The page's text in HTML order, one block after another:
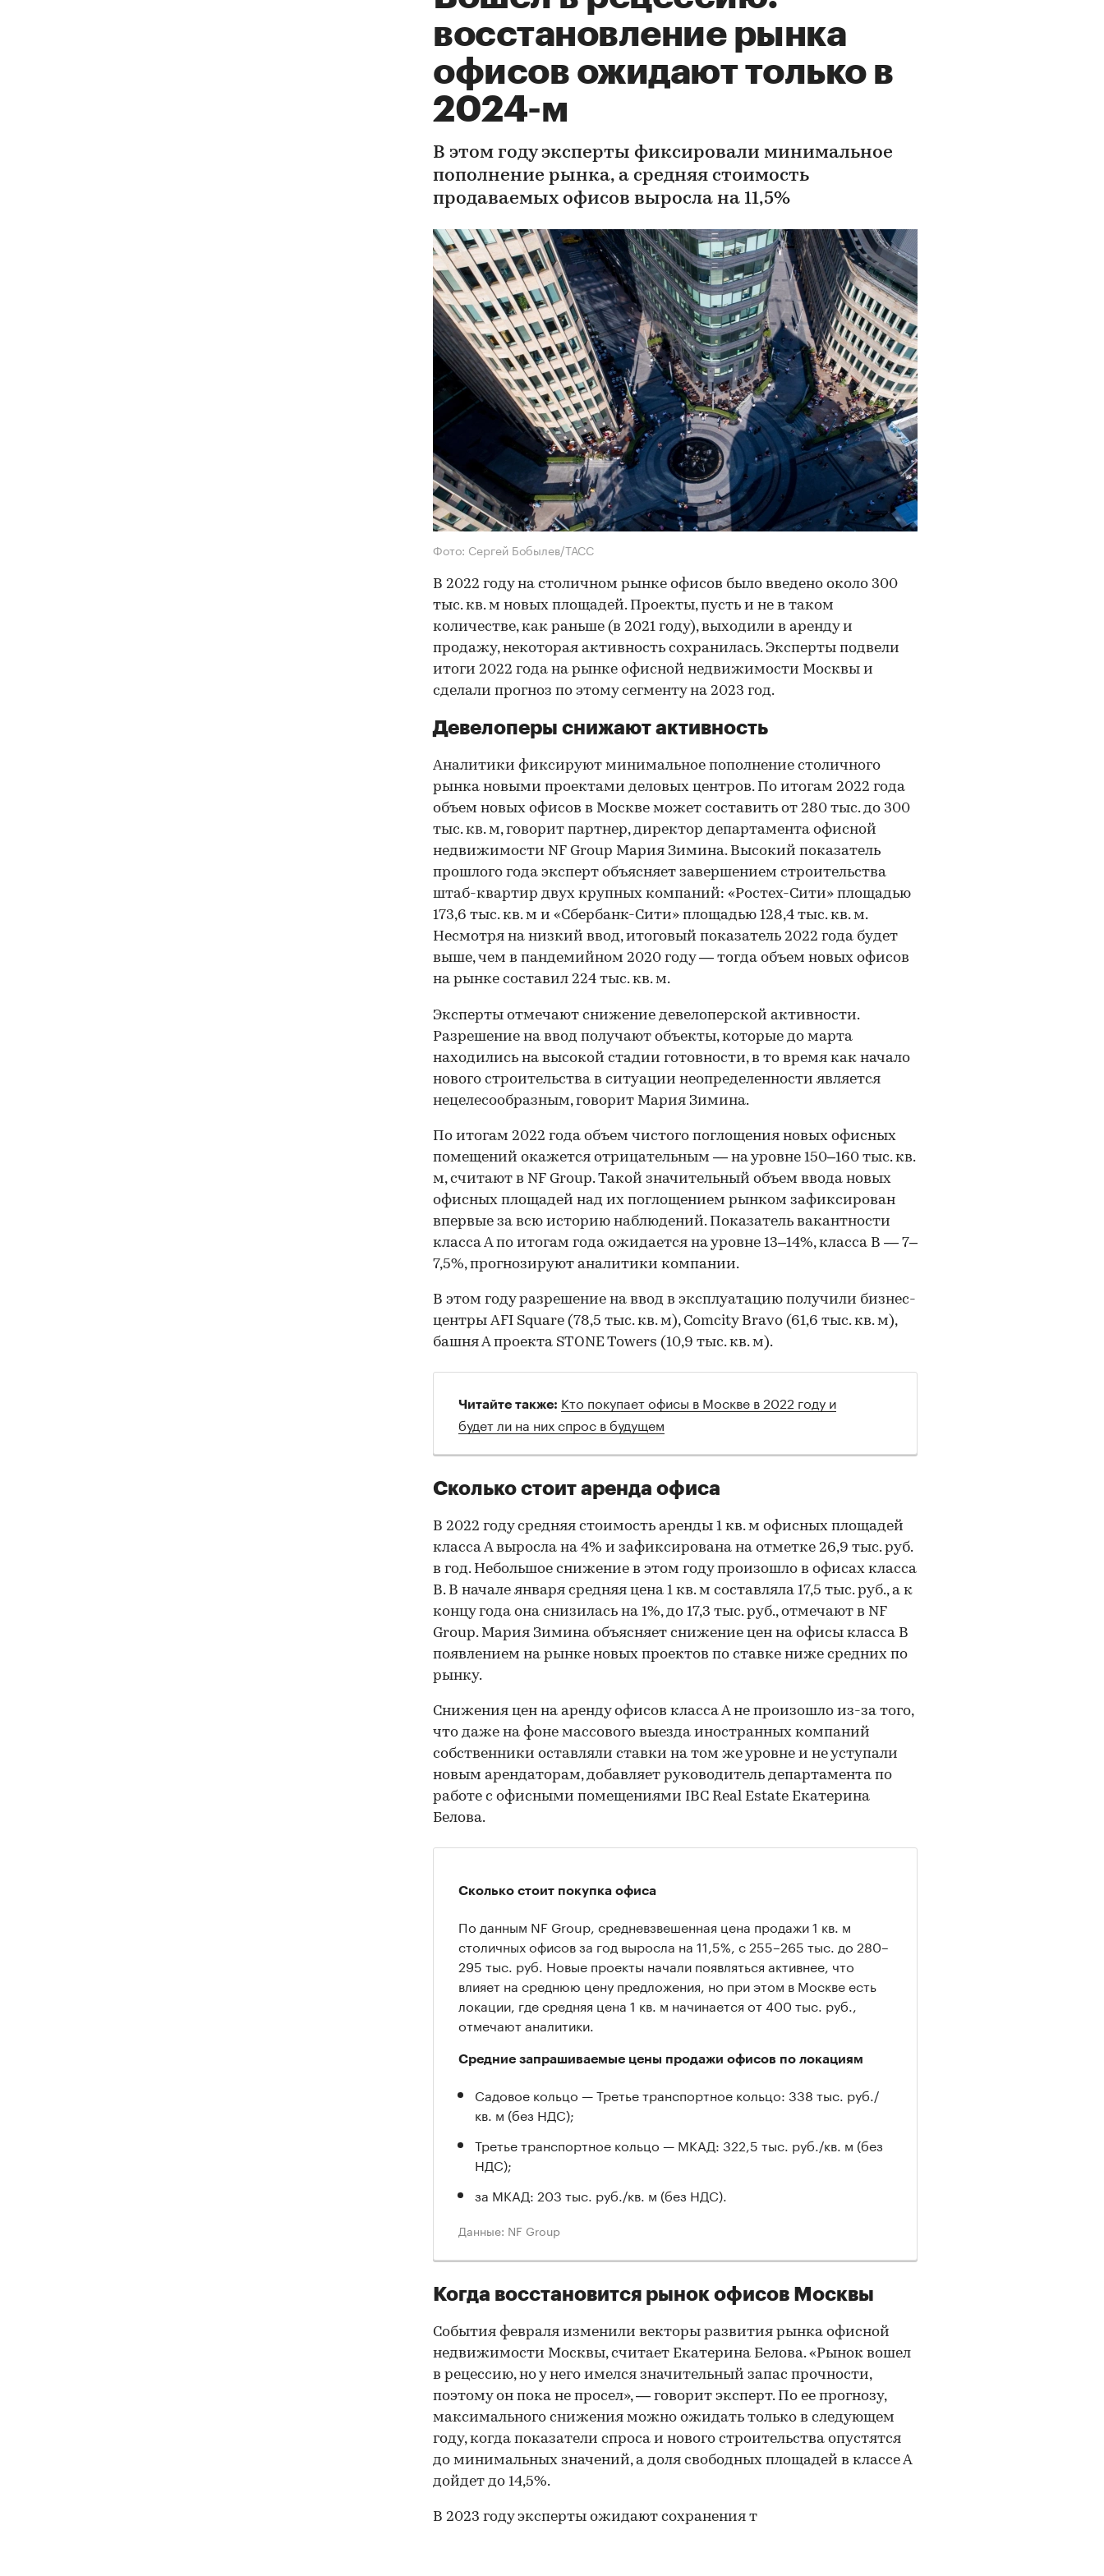
восстановление рынка
офисов ожидают только в
2024-м
В этом году эксперты фиксировали минимальное
пополнение рынка, а средняя стоимость
продаваемых офисов выросла на 11,5%
Фото: Сергей Бобылев/ТАСС
В 2022 году на столичном рынке офисов было введено около 300
тыс. кв. м новых площадей. Проекты, пусть и не в таком
количестве, как раньше (в 2021 году), выходили в аренду и
продажу, некоторая активность сохранилась. Эксперты подвели
итоги 2022 года на рынке офисной недвижимости Москвы и
сделали прогноз по этому сегменту на 2023 год.
Девелоперы снижают активность
Аналитики фиксируют минимальное пополнение столичного
рынка новыми проектами деловых центров. По итогам 2022 года
объем новых офисов в Москве может составить от 280 тыс. до 300
тыс. кв. м, говорит партнер, директор департамента офисной
недвижимости NF Group Мария Зимина. Высокий показатель
прошлого года эксперт объясняет завершением строительства
штаб-квартир двух крупных компаний: «Ростех-Сити» площадью
173,6 тыс. кв. м и «Сбербанк-Сити» площадью 128,4 тыс. кв. м.
Несмотря на низкий ввод, итоговый показатель 2022 года будет
выше, чем в пандемийном 2020 году — тогда объем новых офисов
на рынке составил 224 тыс. кв. м.
Эксперты отмечают снижение девелоперской активности.
Разрешение на ввод получают объекты, которые до марта
находились на высокой стадии готовности, в то время как начало
нового строительства в ситуации неопределенности является
нецелесообразным, говорит Мария Зимина.
По итогам 2022 года объем чистого поглощения новых офисных
помещений окажется отрицательным — на уровне 150–160 тыс. кв.
м, считают в NF Group. Такой значительный объем ввода новых
офисных площадей над их поглощением рынком зафиксирован
впервые за всю историю наблюдений. Показатель вакантности
класса А по итогам года ожидается на уровне 13–14%, класса В — 7–
7,5%, прогнозируют аналитики компании.
В этом году разрешение на ввод в эксплуатацию получили бизнес-
центры AFI Square (78,5 тыс. кв. м), Comcity Bravo (61,6 тыс. кв. м),
башня А проекта STONE Towers (10,9 тыс. кв. м).
Читайте также: Кто покупает офисы в Москве в 2022 году и
будет ли на них спрос в будущем
Сколько стоит аренда офиса
В 2022 году средняя стоимость аренды 1 кв. м офисных площадей
класса А выросла на 4% и зафиксирована на отметке 26,9 тыс. руб.
в год. Небольшое снижение в этом году произошло в офисах класса
В. В начале января средняя цена 1 кв. м составляла 17,5 тыс. руб., а к
концу года она снизилась на 1%, до 17,3 тыс. руб., отмечают в NF
Group. Мария Зимина объясняет снижение цен на офисы класса В
появлением на рынке новых проектов по ставке ниже средних по
рынку.
Снижения цен на аренду офисов класса А не произошло из-за того,
что даже на фоне массового выезда иностранных компаний
собственники оставляли ставки на том же уровне и не уступали
новым арендаторам, добавляет руководитель департамента по
работе с офисными помещениями IBC Real Estate Екатерина
Белова.
Сколько стоит покупка офиса
По данным NF Group, средневзвешенная цена продажи 1 кв. м
столичных офисов за год выросла на 11,5%, с 255–265 тыс. до 280–
295 тыс. руб. Новые проекты начали появляться активнее, что
влияет на среднюю цену предложения, но при этом в Москве есть
локации, где средняя цена 1 кв. м начинается от 400 тыс. руб.,
отмечают аналитики.
Средние запрашиваемые цены продажи офисов по локациям
Садовое кольцо — Третье транспортное кольцо: 338 тыс. руб./
кв. м (без НДС);
Третье транспортное кольцо — МКАД: 322,5 тыс. руб./кв. м (без
НДС);
за МКАД: 203 тыс. руб./кв. м (без НДС).
Данные: NF Group
Когда восстановится рынок офисов Москвы
События февраля изменили векторы развития рынка офисной
недвижимости Москвы, считает Екатерина Белова. «Рынок вошел
в рецессию, но у него имелся значительный запас прочности,
поэтому он пока не просел», — говорит эксперт. По ее прогнозу,
максимального снижения можно ожидать только в следующем
году, когда показатели спроса и нового строительства опустятся
до минимальных значений, а доля свободных площадей в классе А
дойдет до 14,5%.
В 2023 году эксперты ожидают сохранения т